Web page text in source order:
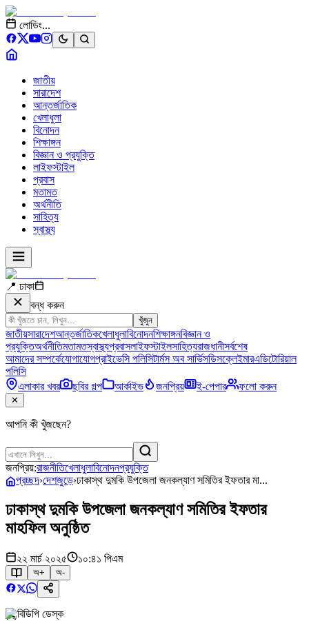
লোডিং...
জাতীয়
সারাদেশ
আন্তর্জাতিক
খেলাধুলা
বিনোদন
শিক্ষাঙ্গন
বিজ্ঞান ও প্রযুক্তি
লাইফস্টাইল
প্রবাস
মতামত
অর্থনীতি
সাহিত্য
স্বাস্থ্য
📍 ঢাকা
বন্ধ করুন
খুঁজুন
জাতীয়সারাদেশআন্তর্জাতিকখেলাধুলাবিনোদনশিক্ষাঙ্গনবিজ্ঞান ও
প্রযুক্তিঅর্থনীতিমতামতস্বাস্থ্যপ্রবাসলাইফস্টাইলসাহিত্যরাজধানীসর্বশেষ
আমাদের সম্পর্কেযোগাযোগপ্রাইভেসি পলিসিটার্মস অব সার্ভিসডিসক্লেইমারএডিটোরিয়াল
পলিসি
এলাকার খবর
ছবির গল্প আর্কাইভ জনপ্রিয় ই-পেপার ফলো করুন
✕
আপনি কী খুঁজছেন?
জনপ্রিয়:রাজনীতিখেলাধুলাবিনোদনপ্রযুক্তি
প্রচ্ছদ›দেশজুড়ে›ঢাকাস্থ দুমকি উপজেলা জনকল্যাণ সমিতির ইফতার মা...
ঢাকাস্থ দুমকি উপজেলা জনকল্যাণ সমিতির ইফতার
মাহফিল অনুষ্ঠিত
২২ মার্চ ২০২৫ ১০:৪১ পিএম
অ+ অ-
বিডিপি ডেস্ক